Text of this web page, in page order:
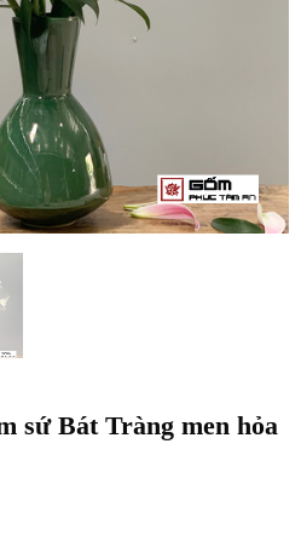
sứ Bát Tràng men hỏa